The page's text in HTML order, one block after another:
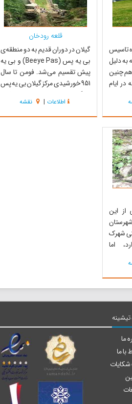
تاسیس
دلیل
هم چنین
در ایام
و
متر از
...
قلعه رودخان
گیلان در دوران قدیم به دو منطقه‌ی
بی یه پس (Beeye Pas) و بی یه
پیش تقسیم می‌شد. فومن تا سال
951 خورشیدی مرکز گیلان بی یه پس
یا گیلان غربی به شمار می‌رفت.
انتخاب فومن به عنوان مرکز
حکومت، حکمرانان را بر آن داشت تا
اطلاعات | نقشه
از این
شهرک
اما
اند و
کوربار
ییلاق
سر...
تیشینه
ما
با ما